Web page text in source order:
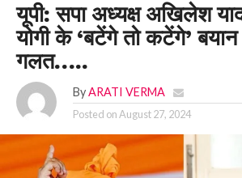
यूपी: सपा अध्यक्ष अखिलेश
योगी के ‘बटेंगे तो कटेंगे’ बयान
गलत…..
By ARATI VERMA
Posted onAugust 27, 2024